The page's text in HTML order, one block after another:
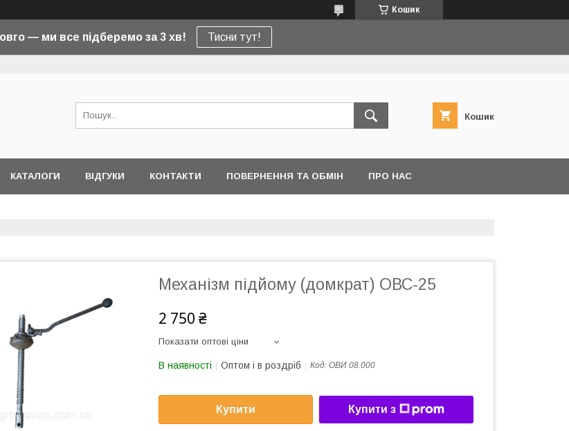
Кошик
— ми все підберемо за 3 хв! Тисни тут!
Кошик
КАТАЛОГИ ВІДГУКИ КОНТАКТИ ПОВЕРНЕННЯ ТА ОБМІН ПРО НАС
Механізм підйому (домкрат) ОВС-25
2 750 ₴
Показати оптові ціни
В наявності Оптом і в роздріб Код: ОВИ 08.000
Купити Купити з